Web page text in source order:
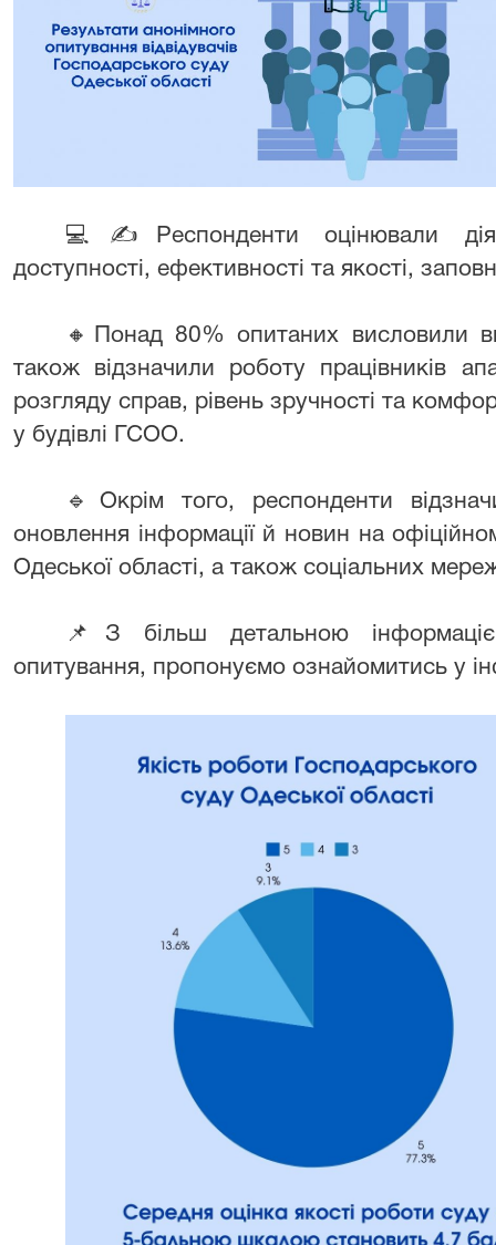
💻✍️Респонденти оцінювали
доступності, ефективності та якості,
🔸Понад 80% опитаних висловили
також відзначили роботу працівників
розгляду справ, рівень зручності та
у будівлі ГСОО.
🔹Окрім того, респонденти
оновлення інформації й новин на
Одеської області, а також соціальних
📌З більш детальною
опитування, пропонуємо ознайомитись у